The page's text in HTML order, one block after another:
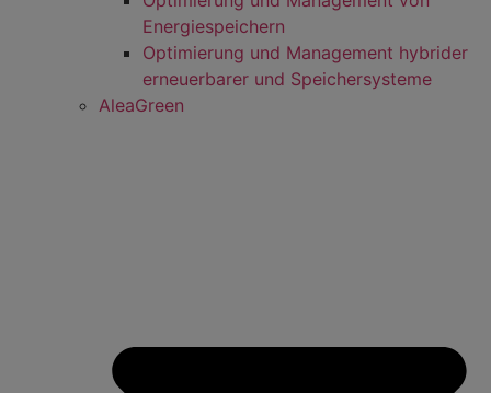
Energiespeichern
Optimierung und Management hybrider
erneuerbarer und Speichersysteme
AleaGreen